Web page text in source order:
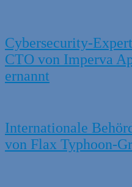
Cybersecurity-
CTO von Imperva
ernannt
Internationale
von Flax Typhoon-